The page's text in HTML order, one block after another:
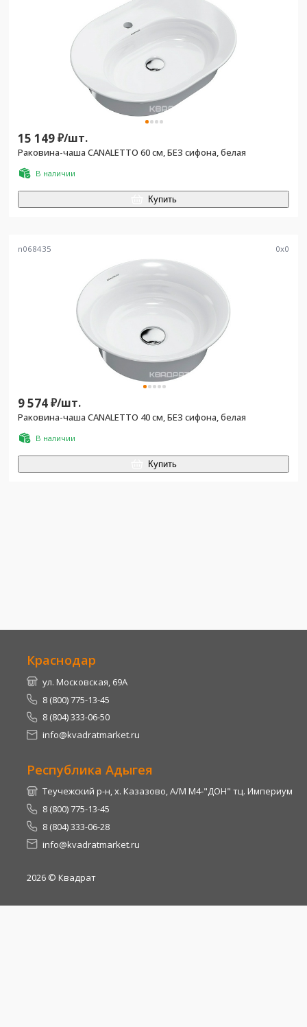
15 149₽/шт.
Раковина-чаша CANALETTO 60 см, БЕЗ сифона, белая
В наличии
Купить
n068435 0x0
9 574₽/шт.
Раковина-чаша CANALETTO 40 см, БЕЗ сифона, белая
В наличии
Купить
Краснодар
ул. Московская, 69А
8 (800) 775-13-45
8 (804) 333-06-50
info@kvadratmarket.ru
Республика Адыгея
Теучежский р-н, х. Казазово, А/М М4-"ДОН" тц. Империум
8 (800) 775-13-45
8 (804) 333-06-28
info@kvadratmarket.ru
2026 © Квадрат